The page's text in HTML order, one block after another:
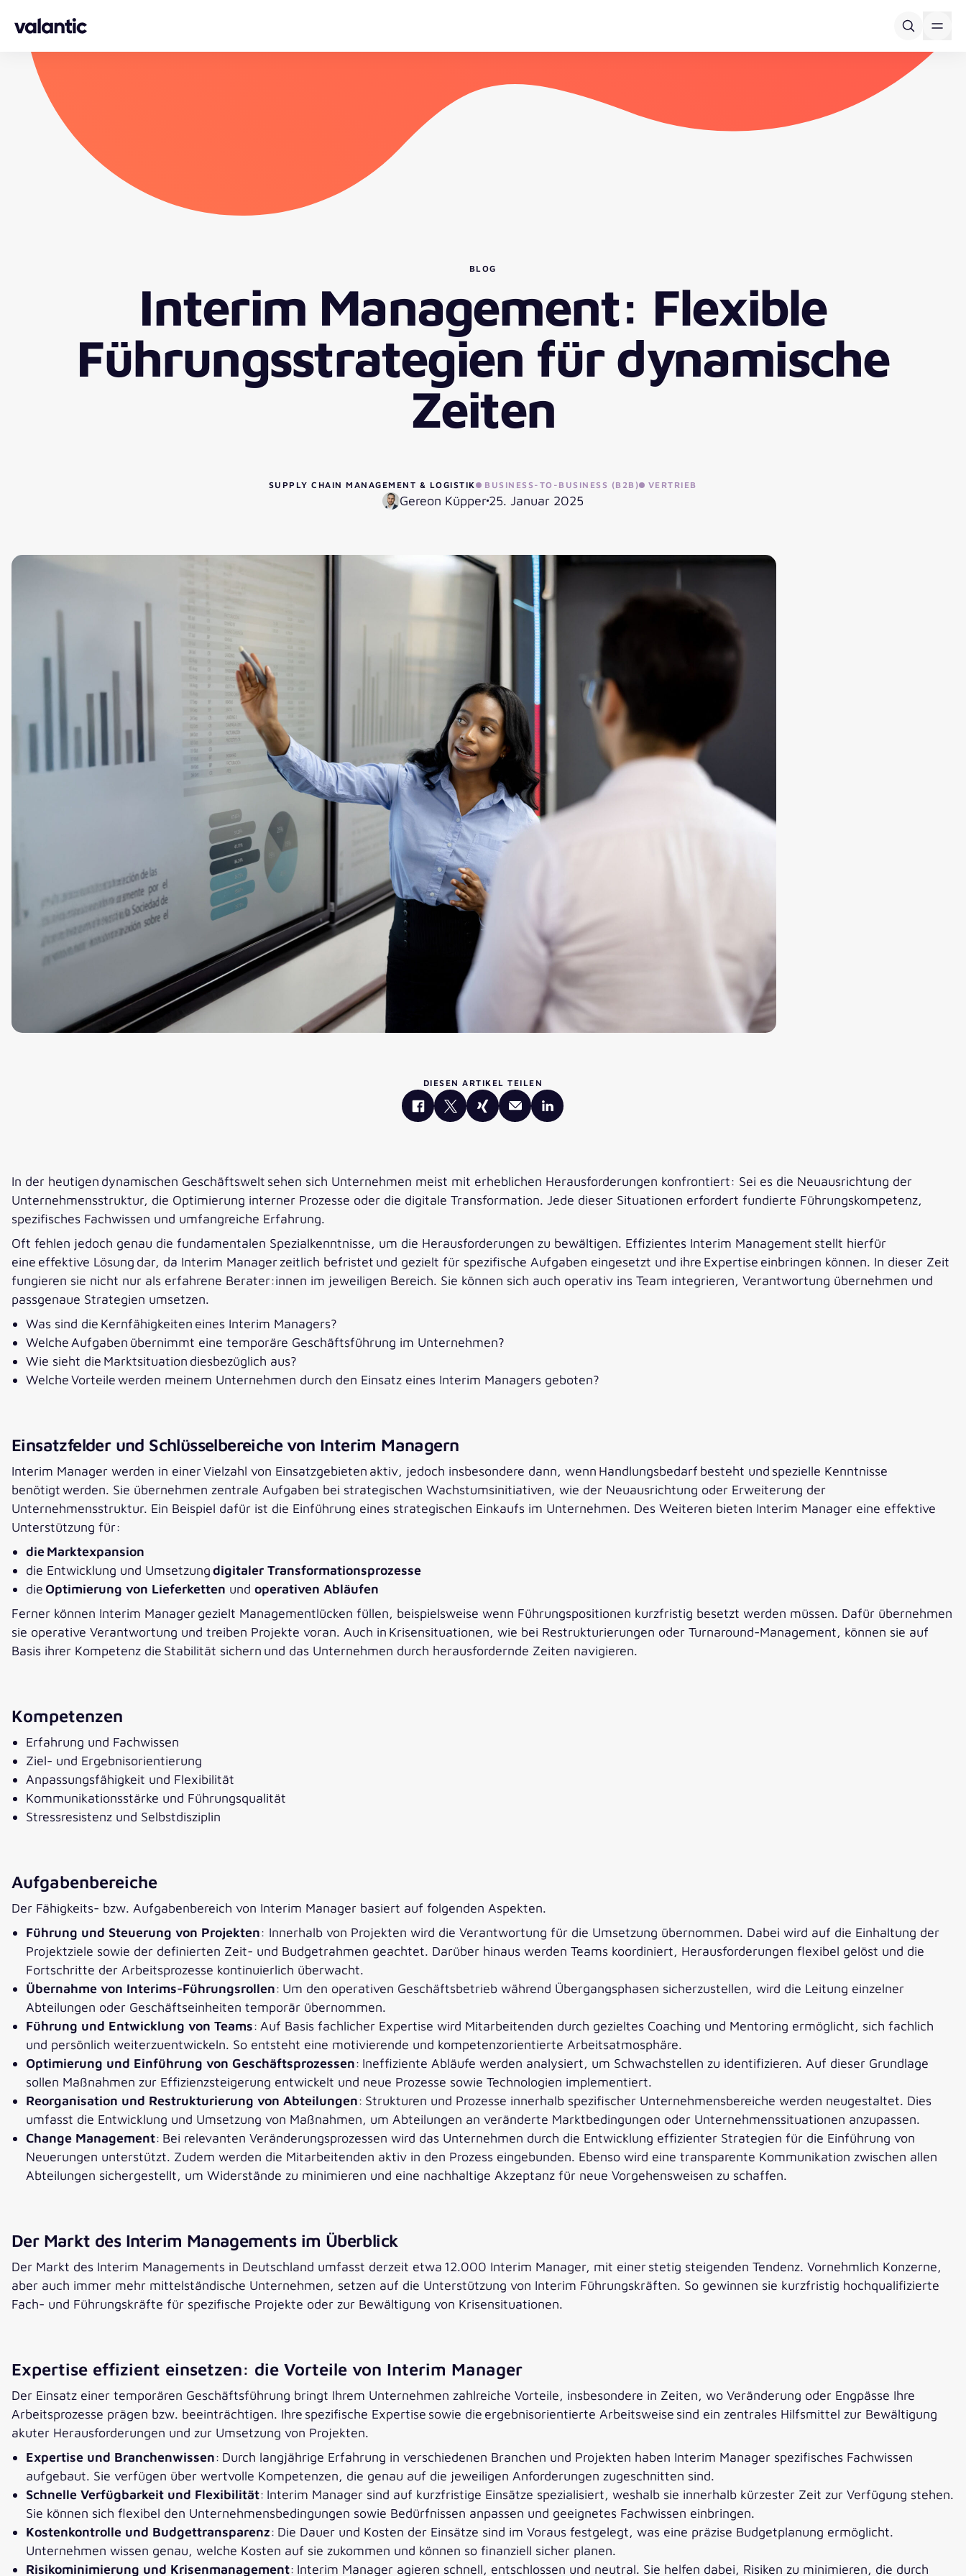
BLOG
Interim Management: Flexible
Führungsstrategien für dynamische
Zeiten
SUPPLY CHAIN MANAGEMENT & LOGISTIK BUSINESS-TO-BUSINESS (B2B) VERTRIEB
Gereon Küpper25. Januar 2025
DIESEN ARTIKEL TEILEN
In der heutigen dynamischen Geschäftswelt sehen sich Unternehmen meist mit erheblichen Herausforderungen konfrontiert: Sei es die Neuausrichtung der
Unternehmensstruktur, die Optimierung interner Prozesse oder die digitale Transformation. Jede dieser Situationen erfordert fundierte Führungskompetenz,
spezifisches Fachwissen und umfangreiche Erfahrung.
Oft fehlen jedoch genau die fundamentalen Spezialkenntnisse, um die Herausforderungen zu bewältigen. Effizientes Interim Management stellt hierfür
eine effektive Lösung dar, da Interim Manager zeitlich befristet und gezielt für spezifische Aufgaben eingesetzt und ihre Expertise einbringen können. In dieser Zeit
fungieren sie nicht nur als erfahrene Berater:innen im jeweiligen Bereich. Sie können sich auch operativ ins Team integrieren, Verantwortung übernehmen und
passgenaue Strategien umsetzen.
Was sind die Kernfähigkeiten eines Interim Managers?
Welche Aufgaben übernimmt eine temporäre Geschäftsführung im Unternehmen?
Wie sieht die Marktsituation diesbezüglich aus?
Welche Vorteile werden meinem Unternehmen durch den Einsatz eines Interim Managers geboten?
Einsatzfelder und Schlüsselbereiche von Interim Managern
Interim Manager werden in einer Vielzahl von Einsatzgebieten aktiv, jedoch insbesondere dann, wenn Handlungsbedarf besteht und spezielle Kenntnisse
benötigt werden. Sie übernehmen zentrale Aufgaben bei strategischen Wachstumsinitiativen, wie der Neuausrichtung oder Erweiterung der
Unternehmensstruktur. Ein Beispiel dafür ist die Einführung eines strategischen Einkaufs im Unternehmen. Des Weiteren bieten Interim Manager eine effektive
Unterstützung für:
die Marktexpansion
die Entwicklung und Umsetzungdigitaler Transformationsprozesse
dieOptimierung von Lieferketten und operativen Abläufen
Ferner können Interim Manager gezielt Managementlücken füllen, beispielsweise wenn Führungspositionen kurzfristig besetzt werden müssen. Dafür übernehmen
sie operative Verantwortung und treiben Projekte voran. Auch in Krisensituationen, wie bei Restrukturierungen oder Turnaround-Management, können sie auf
Basis ihrer Kompetenz die Stabilität sichern und das Unternehmen durch herausfordernde Zeiten navigieren.
Kompetenzen
Erfahrung und Fachwissen
Ziel- und Ergebnisorientierung
Anpassungsfähigkeit und Flexibilität
Kommunikationsstärke und Führungsqualität
Stressresistenz und Selbstdisziplin
Aufgabenbereiche
Der Fähigkeits- bzw. Aufgabenbereich von Interim Manager basiert auf folgenden Aspekten.
Führung und Steuerung von Projekten: Innerhalb von Projekten wird die Verantwortung für die Umsetzung übernommen. Dabei wird auf die Einhaltung der
Projektziele sowie der definierten Zeit- und Budgetrahmen geachtet. Darüber hinaus werden Teams koordiniert, Herausforderungen flexibel gelöst und die
Fortschritte der Arbeitsprozesse kontinuierlich überwacht.
Übernahme von Interims-Führungsrollen: Um den operativen Geschäftsbetrieb während Übergangsphasen sicherzustellen, wird die Leitung einzelner
Abteilungen oder Geschäftseinheiten temporär übernommen.
Führung und Entwicklung von Teams: Auf Basis fachlicher Expertise wird Mitarbeitenden durch gezieltes Coaching und Mentoring ermöglicht, sich fachlich
und persönlich weiterzuentwickeln. So entsteht eine motivierende und kompetenzorientierte Arbeitsatmosphäre.
Optimierung und Einführung von Geschäftsprozessen: Ineffiziente Abläufe werden analysiert, um Schwachstellen zu identifizieren. Auf dieser Grundlage
sollen Maßnahmen zur Effizienzsteigerung entwickelt und neue Prozesse sowie Technologien implementiert.
Reorganisation und Restrukturierung von Abteilungen: Strukturen und Prozesse innerhalb spezifischer Unternehmensbereiche werden neugestaltet. Dies
umfasst die Entwicklung und Umsetzung von Maßnahmen, um Abteilungen an veränderte Marktbedingungen oder Unternehmenssituationen anzupassen.
Change Management: Bei relevanten Veränderungsprozessen wird das Unternehmen durch die Entwicklung effizienter Strategien für die Einführung von
Neuerungen unterstützt. Zudem werden die Mitarbeitenden aktiv in den Prozess eingebunden. Ebenso wird eine transparente Kommunikation zwischen allen
Abteilungen sichergestellt, um Widerstände zu minimieren und eine nachhaltige Akzeptanz für neue Vorgehensweisen zu schaffen.
Der Markt des Interim Managements im Überblick
Der Markt des Interim Managements in Deutschland umfasst derzeit etwa 12.000 Interim Manager, mit einer stetig steigenden Tendenz. Vornehmlich Konzerne,
aber auch immer mehr mittelständische Unternehmen, setzen auf die Unterstützung von Interim Führungskräften. So gewinnen sie kurzfristig hochqualifizierte
Fach- und Führungskräfte für spezifische Projekte oder zur Bewältigung von Krisensituationen.
Expertise effizient einsetzen: die Vorteile von Interim Manager
Der Einsatz einer temporären Geschäftsführung bringt Ihrem Unternehmen zahlreiche Vorteile, insbesondere in Zeiten, wo Veränderung oder Engpässe Ihre
Arbeitsprozesse prägen bzw. beeinträchtigen. Ihre spezifische Expertise sowie die ergebnisorientierte Arbeitsweise sind ein zentrales Hilfsmittel zur Bewältigung
akuter Herausforderungen und zur Umsetzung von Projekten.
Expertise und Branchenwissen: Durch langjährige Erfahrung in verschiedenen Branchen und Projekten haben Interim Manager spezifisches Fachwissen
aufgebaut. Sie verfügen über wertvolle Kompetenzen, die genau auf die jeweiligen Anforderungen zugeschnitten sind.
Schnelle Verfügbarkeit und Flexibilität: Interim Manager sind auf kurzfristige Einsätze spezialisiert, weshalb sie innerhalb kürzester Zeit zur Verfügung stehen.
Sie können sich flexibel den Unternehmensbedingungen sowie Bedürfnissen anpassen und geeignetes Fachwissen einbringen.
Kostenkontrolle und Budgettransparenz: Die Dauer und Kosten der Einsätze sind im Voraus festgelegt, was eine präzise Budgetplanung ermöglicht.
Unternehmen wissen genau, welche Kosten auf sie zukommen und können so finanziell sicher planen.
Risikominimierung und Krisenmanagement: Interim Manager agieren schnell, entschlossen und neutral. Sie helfen dabei, Risiken zu minimieren, die durch